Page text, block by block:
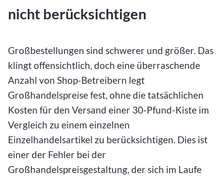
nicht berücksichtigen
Großbestellungen sind schwerer und größer. Das
klingt offensichtlich, doch eine überraschende
Anzahl von Shop-Betreibern legt
Großhandelspreise fest, ohne die tatsächlichen
Kosten für den Versand einer 30-Pfund-Kiste im
Vergleich zu einem einzelnen
Einzelhandelsartikel zu berücksichtigen. Dies ist
einer der Fehler bei der
Großhandelspreisgestaltung, der sich im Laufe